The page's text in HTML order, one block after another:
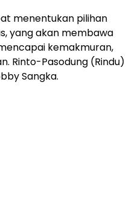
menentukan pilihan
yang akan membawa
kemakmuran,
Rinto-Pasodung (Rindu)
Sangka.